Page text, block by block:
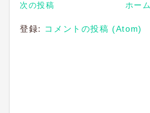
次の投稿 ホーム
登録: コメントの投稿 (Atom)